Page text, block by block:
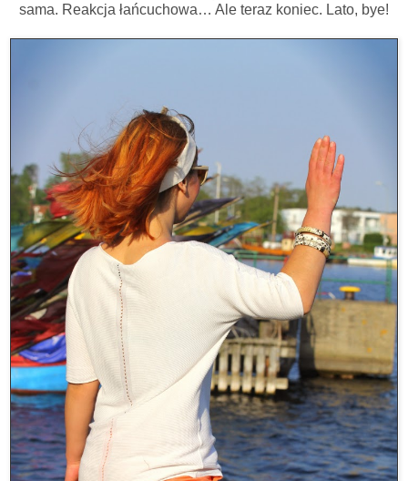
sama. Reakcja łańcuchowa… Ale teraz koniec. Lato, bye!